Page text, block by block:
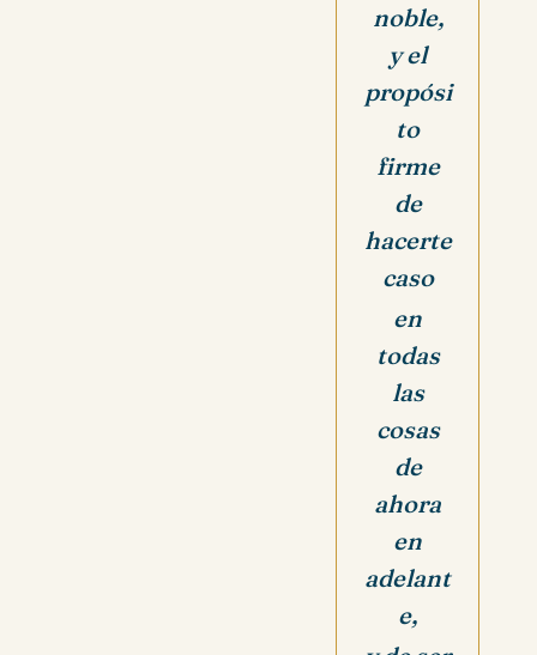
noble,
y el
propósi
to
firme
de
hacerte
caso
en
todas
las
cosas
de
ahora
en
adelant
e,